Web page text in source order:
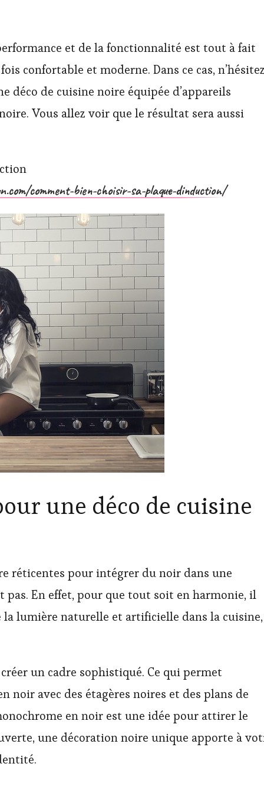
et de la fonctionnalité est tout à fait
confortable et moderne. Dans ce cas,
déco de cuisine noire équipée d’appareils
Vous allez voir que le résultat sera aussi
comment-bien-choisir-sa-plaque-dinduction/
une déco de cuisine
réticentes pour intégrer du noir dans une
En effet, pour que tout soit en harmonie, il
lumière naturelle et artificielle dans la cuisine,
un cadre sophistiqué. Ce qui permet
noir avec des étagères noires et des plans de
en noir est une idée pour attirer le
une décoration noire unique apporte à